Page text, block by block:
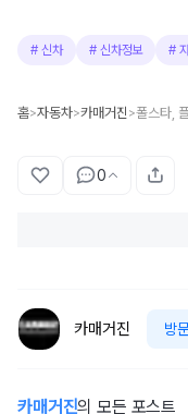
# 신차 # 신차정보 #
홈>자동차>카매거진 >폴스타,
0
카매거진 방
카매거진의 모든 포스트